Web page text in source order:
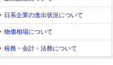
日系企業の進出状況について
物価相場について
税務・会計・法務について